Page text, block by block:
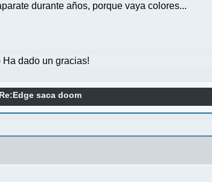
durante años, porque vaya colores...
Ha dado un gracias!
Re:Edge saca doom